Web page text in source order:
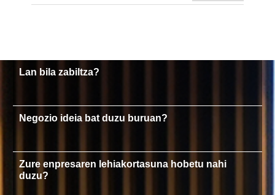
Lan bila zabiltza?
Negozio ideia bat duzu buruan?
Zure enpresaren lehiakortasuna hobetu nahi
duzu?